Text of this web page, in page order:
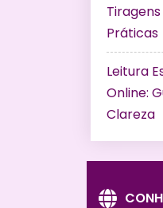
Práticas
Leitura
Online:
Clareza